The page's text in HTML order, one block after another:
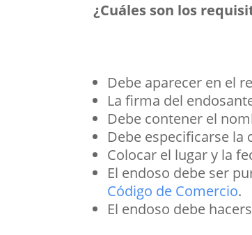
¿Cuáles son los
Debe aparecer en el
La firma del
Debe contener el
Debe especificarse la
Colocar el lugar y la
El endoso debe ser
Código de Comercio.
El endoso debe